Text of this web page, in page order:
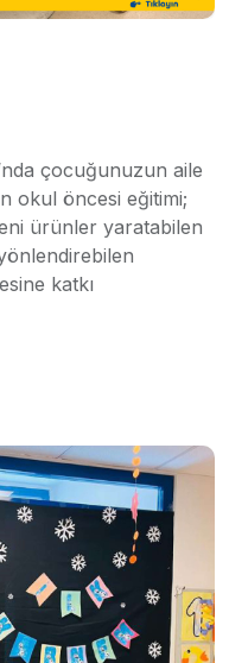
çocuğunuzun aile
okul öncesi eğitimi;
ürünler yaratabilen
katkı